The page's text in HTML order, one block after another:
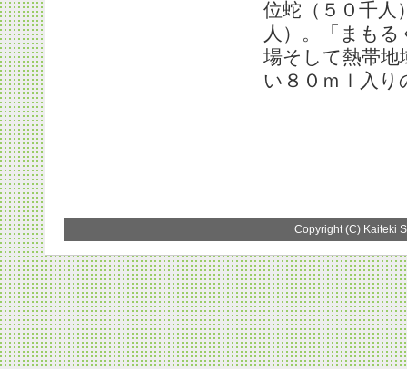
位蛇（５０千人
人）。「まも
場そして熱帯
い８０ｍｌ入
Copyright (C) Kaiteki